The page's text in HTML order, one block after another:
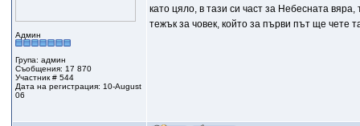
Админ
Група: админ
Съобщения: 17 870
Участник # 544
Дата на регистрация: 10-August
06
като цяло, в тази си част за Небесната
тежък за човек, който за първи път ще чете